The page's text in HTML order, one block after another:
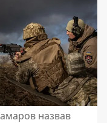
назвав